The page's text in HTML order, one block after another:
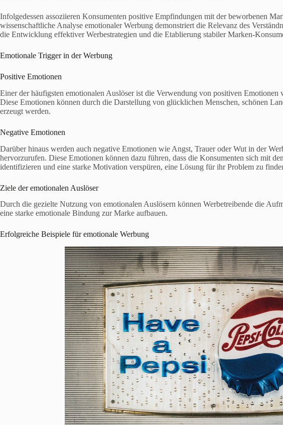
Infolgedessen assoziieren Konsumenten positive Empfindungen mit der beworbenen
wissenschaftliche Analyse emotionaler Werbung demonstriert die Relevanz des
die Entwicklung effektiver Werbestrategien und die Etablierung stabiler Marken-
Emotionale Trigger in der Werbung
Positive Emotionen
Einer der häufigsten emotionalen Auslöser ist die Verwendung von positiven
Diese Emotionen können durch die Darstellung von glücklichen Menschen, schönen
erzeugt werden.
Negative Emotionen
Darüber hinaus werden auch negative Emotionen wie Angst, Trauer oder Wut in der
hervorzurufen. Diese Emotionen können dazu führen, dass die Konsumenten sich mit
identifizieren und eine starke Motivation verspüren, eine Lösung für ihr Problem zu
Ziele der emotionalen Auslöser
Durch die gezielte Nutzung von emotionalen Auslösern können Werbetreibende die
eine starke emotionale Bindung zur Marke aufbauen.
Erfolgreiche Beispiele für emotionale Werbung